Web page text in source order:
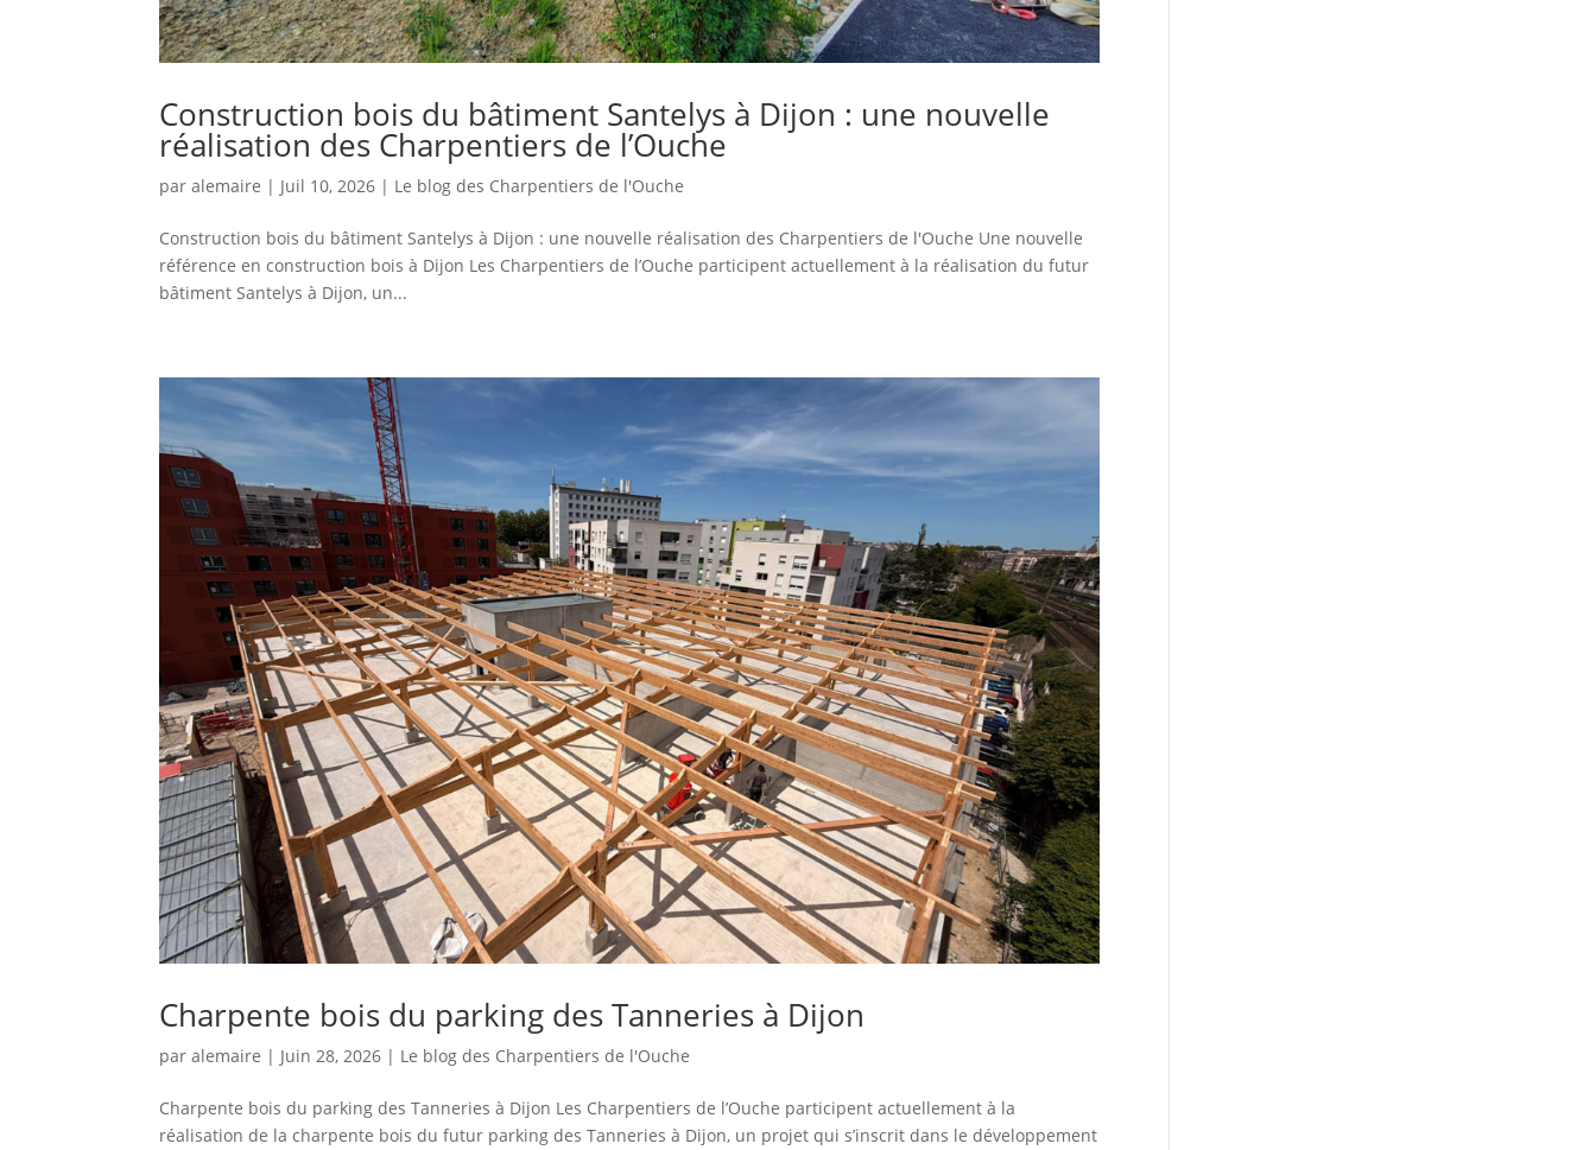
Construction bois du bâtiment Santelys à Dijon : une nouvelle
réalisation des Charpentiers de l’Ouche
paralemaire | Juil 10, 2026 | Le blog des Charpentiers de l'Ouche
Construction bois du bâtiment Santelys à Dijon : une nouvelle réalisation des Charpentiers de l'Ouche Une nouvelle
référence en construction bois à Dijon Les Charpentiers de l’Ouche participent actuellement à la réalisation du futur
bâtiment Santelys à Dijon, un...
Charpente bois du parking des Tanneries à Dijon
paralemaire | Juin 28, 2026 | Le blog des Charpentiers de l'Ouche
Charpente bois du parking des Tanneries à Dijon Les Charpentiers de l’Ouche participent actuellement à la
réalisation de la charpente bois du futur parking des Tanneries à Dijon, un projet qui s’inscrit dans le développement